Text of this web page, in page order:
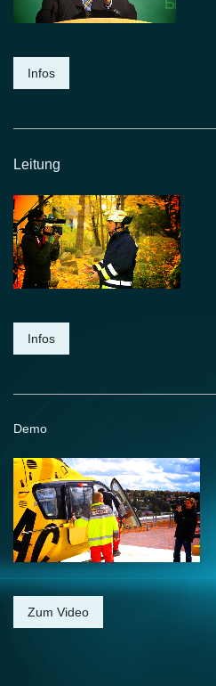
Infos
Leitung
Infos
Demo
Zum Video